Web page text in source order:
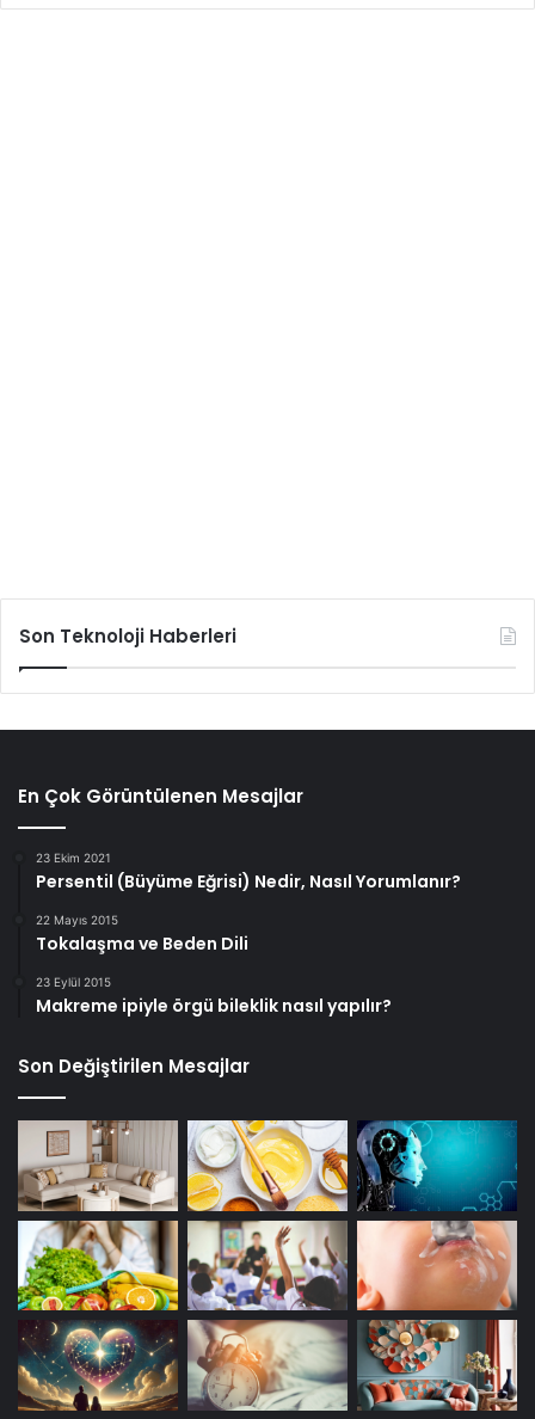
Son Teknoloji Haberleri
En Çok Görüntülenen Mesajlar
23 Ekim 2021
Persentil (Büyüme Eğrisi) Nedir, Nasıl Yorumlanır?
22 Mayıs 2015
Tokalaşma ve Beden Dili
23 Eylül 2015
Makreme ipiyle örgü bileklik nasıl yapılır?
Son Değiştirilen Mesajlar